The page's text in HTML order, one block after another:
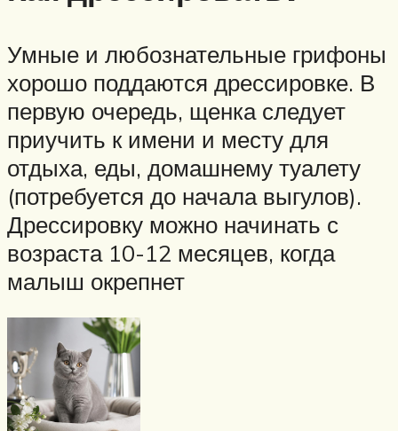
Умные и любознательные грифоны
хорошо поддаются дрессировке. В
первую очередь, щенка следует
приучить к имени и месту для
отдыха, еды, домашнему туалету
(потребуется до начала выгулов).
Дрессировку можно начинать с
возраста 10-12 месяцев, когда
малыш окрепнет